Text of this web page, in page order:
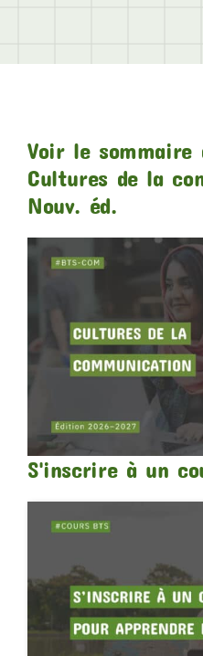
Voir le
Cultures de la
Nouv. éd.
S'inscrire à un